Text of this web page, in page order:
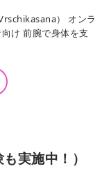
） オンラ
け 前腕で身体を支
実施中！）